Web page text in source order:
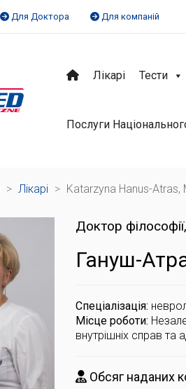
Для Доктора Для компаній
Лікарі Тести
Послуги
> Лікарі > Katarzyna Hanus-Atras,
Доктор
Гануш-
Спеціалізація:
Місце роботи:
внутрішніх справ та
Обсяг наданих